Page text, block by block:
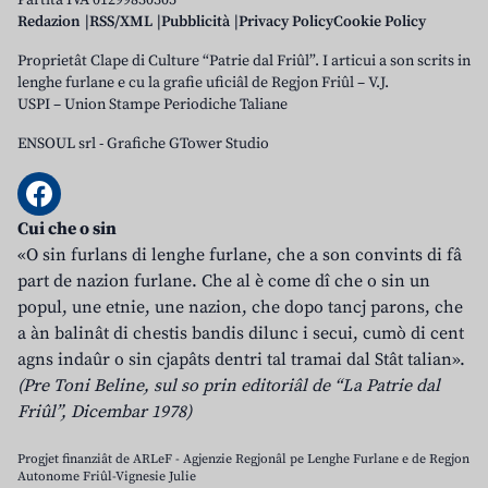
Redazion RSS/XML Pubblicità Privacy PolicyCookie Policy
Proprietât Clape di Culture “Patrie dal Friûl”. I articui a son scrits in
lenghe furlane e cu la grafie uficiâl de Regjon Friûl – V.J.
USPI – Union Stampe Periodiche Taliane
ENSOUL srl-Grafiche GTower Studio
Cui che o sin
«O sin furlans di lenghe furlane, che a son convints di fâ
part de nazion furlane. Che al è come dî che o sin un
popul, une etnie, une nazion, che dopo tancj parons, che
a àn balinât di chestis bandis dilunc i secui, cumò di cent
agns indaûr o sin cjapâts dentri tal tramai dal Stât talian».
(Pre Toni Beline, sul so prin editoriâl de “La Patrie dal
Friûl”, Dicembar 1978)
Progjet finanziât de ARLeF - Agjenzie Regjonâl pe Lenghe Furlane e de Regjon
Autonome Friûl-Vignesie Julie